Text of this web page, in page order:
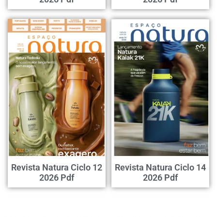
Revista Natura Ciclo 12
2026 Pdf
Revista Natura Ciclo 14
2026 Pdf